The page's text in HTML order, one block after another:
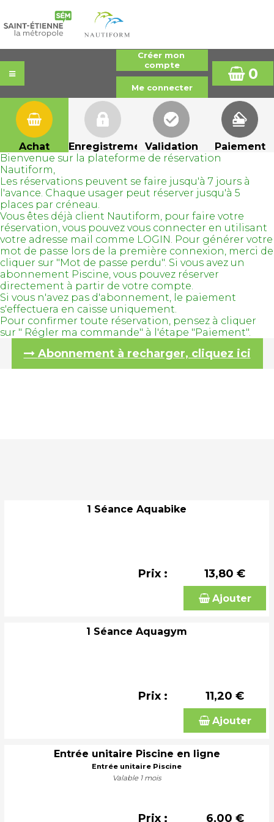
0
Achat EnregistrementValidation
Paiement
Bienvenue sur la plateforme de réservation
Nautiform,
Les réservations peuvent se faire jusqu'à 7 jours à
l'avance. Chaque usager peut réserver jusqu'à 5
places par créneau.
Vous êtes déjà client Nautiform, pour faire votre
réservation, vous pouvez vous connecter en utilisant
votre adresse mail comme LOGIN. Pour générer votre
mot de passe lors de la première connexion, merci de
cliquer sur "Mot de passe perdu". Si vous avez un
abonnement Piscine, vous pouvez réserver
directement à partir de votre compte.
Si vous n'avez pas d'abonnement, le paiement
s'effectuera en caisse uniquement.
Pour confirmer toute réservation, pensez à cliquer
sur " Régler ma commande" à l'étape "Paiement".
Abonnement à recharger, cliquez ici
1 Séance Aquabike
Prix : 13,80 €
Ajouter
1 Séance Aquagym
Prix : 11,20 €
Ajouter
Entrée unitaire Piscine en ligne
Entrée unitaire Piscine
Valable 1 mois
Prix : 6,00 €